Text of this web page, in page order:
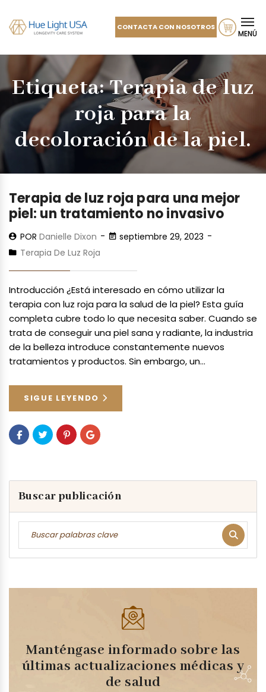
CONTACTA CON NOSOTROS
MENÚ
Etiqueta:Terapia de luz
roja para la
decoloración de la piel.
Terapia de luz roja para una mejor
piel: un tratamiento no invasivo
POR Danielle Dixon
septiembre 29, 2023
Terapia De Luz Roja
Introducción ¿Está interesado en cómo utilizar la
terapia con luz roja para la salud de la piel? Esta guía
completa cubre todo lo que necesita saber. Cuando se
trata de conseguir una piel sana y radiante, la industria
de la belleza introduce constantemente nuevos
tratamientos y productos. Sin embargo, un…
SIGUE LEYENDO
Buscar publicación
Manténgase informado sobre las
últimas actualizaciones médicas y
de salud